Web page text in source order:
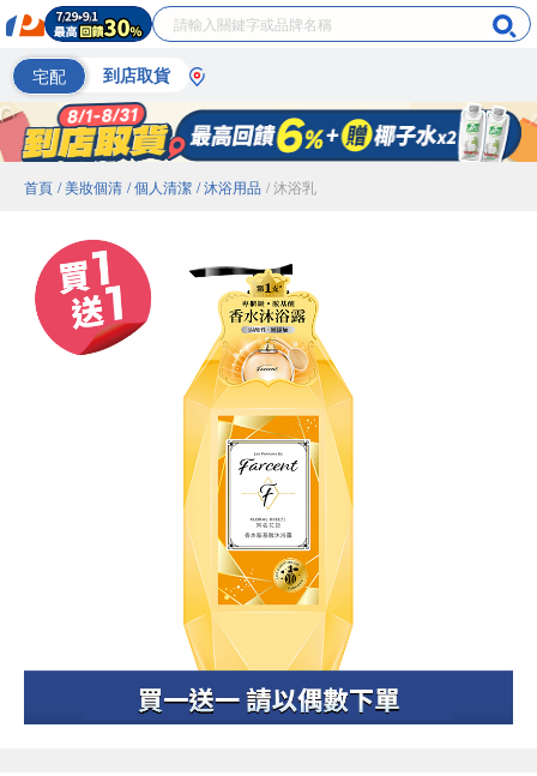
宅配 到店取貨
首頁 / 美妝個清 / 個人清潔 / 沐浴用品 / 沐浴乳